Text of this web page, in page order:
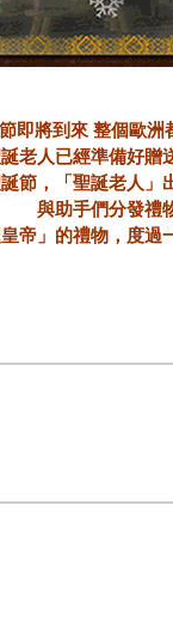
即將到來 整個歐洲
老人已經準備好贈
節，「聖誕老人」
與助手們分發禮
帝」的禮物，度過